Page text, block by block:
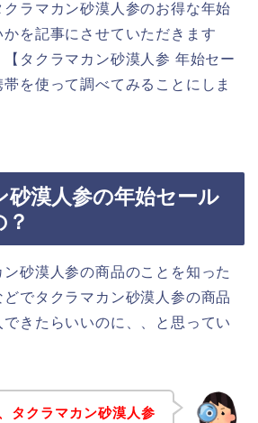
ラマカン砂漠人参のお得な年始
を記事にさせていただきます
タクラマカン砂漠人参 年始セー
を使って調べてみることにしま
砂漠人参の年始セール
砂漠人参の商品のことを知った
でタクラマカン砂漠人参の商品
きたらいいのに、、と思ってい
タクラマカン砂漠人参